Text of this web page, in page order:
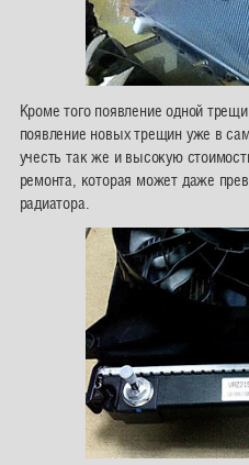
Кроме того появление одной
появление новых трещин уже в
учесть так же и высокую
ремонта, которая может даже
радиатора.